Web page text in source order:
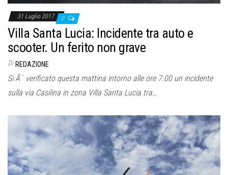
31 Luglio 2017 0
Villa Santa Lucia: Incidente tra auto e
scooter. Un ferito non grave
Di REDAZIONE
Si Ã¨ verificato questa mattina intorno alle ore 7.00 un incidente
sulla via Casilina in zona Villa Santa Lucia tra…